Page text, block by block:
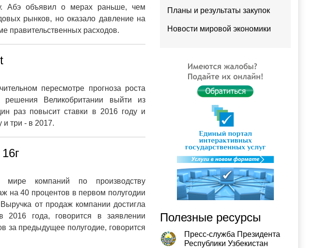
Абэ объявил о мерах раньше, чем
рынков, но оказало давление на
правительственных расходов.
пересмотре прогноза роста
решения Великобритании выйти из
раз повысит ставки в 2016 году и
три - в 2017.
компаний по производству
на 40 процентов в первом полугодии
от продаж компании достигла
года, говорится в заявлении
за предыдущее полугодие, говорится
Планы и результаты закупок
Новости мировой экономики
Полезные ресурсы
Пресс-служба Президента
Республики Узбекистан